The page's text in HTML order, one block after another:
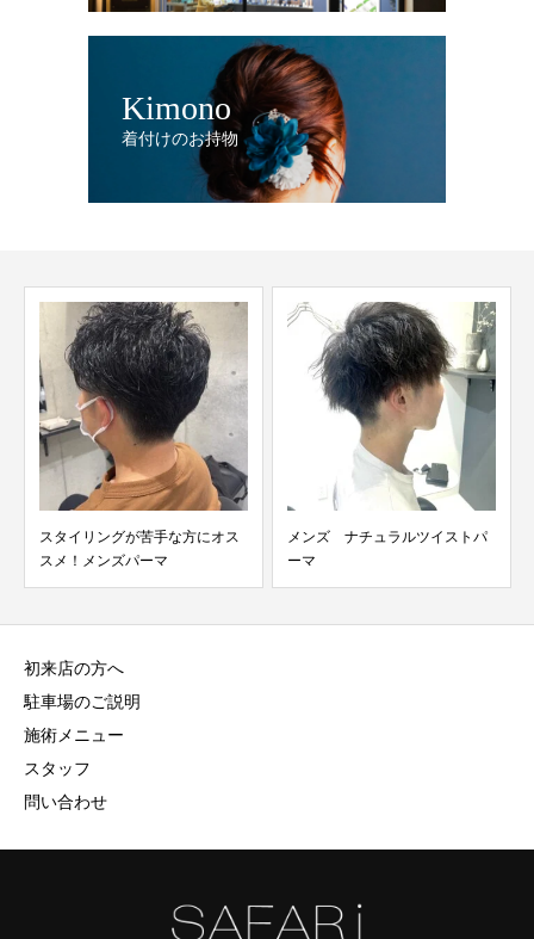
Kimono
着付けのお持物
スタイリングが苦手な方にオス
スメ！メンズパーマ
メンズ ナチュラルツイストパ
ーマ
初来店の方へ
駐車場のご説明
施術メニュー
スタッフ
問い合わせ